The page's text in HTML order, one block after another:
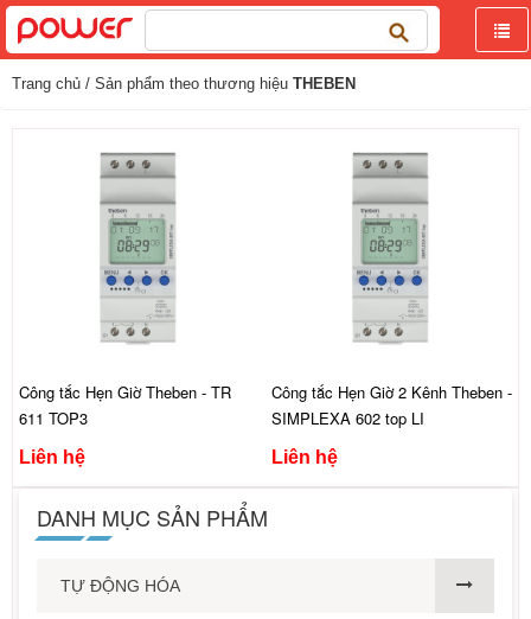
Tìm
kiếm
Trang chủ / Sản phẩm theo thương hiệu THEBEN
Công tắc Hẹn Giờ Theben - TR
611 TOP3
Liên hệ
Công tắc Hẹn Giờ 2 Kênh Theben -
SIMPLEXA 602 top LI
Liên hệ
DANH MỤC SẢN PHẨM
TỰ ĐỘNG HÓA